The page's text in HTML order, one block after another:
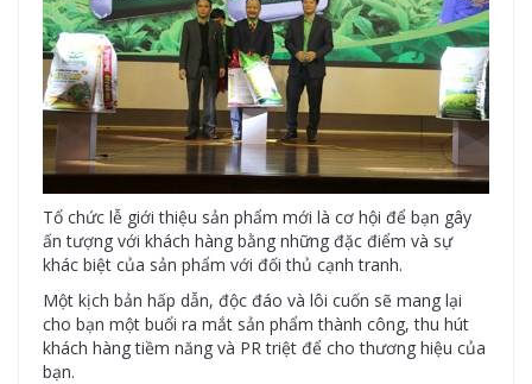
Tổ chức lễ giới thiệu sản phẩm mới là cơ hội để bạn gây
ấn tượng với khách hàng bằng những đặc điểm và sự
khác biệt của sản phẩm với đối thủ cạnh tranh.
Một kịch bản hấp dẫn, độc đáo và lôi cuốn sẽ mang lại
cho bạn một buổi ra mắt sản phẩm thành công, thu hút
khách hàng tiềm năng và PR triệt để cho thương hiệu của
bạn.